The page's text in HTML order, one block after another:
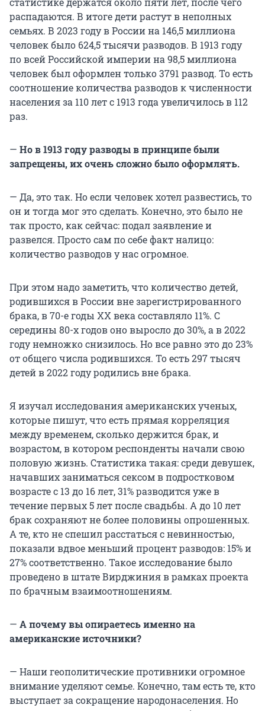
распадаются. В итоге дети растут в неполных
семьях. В 2023 году в России на 146,5 миллиона
человек было 624,5 тысячи разводов. В 1913 году
по всей Российской империи на 98,5 миллиона
человек был оформлен только 3791 развод. То есть
соотношение количества разводов к численности
населения за 110 лет с 1913 года увеличилось в 112
раз.
— Но в 1913 году разводы в принципе были
запрещены, их очень сложно было оформлять.
— Да, это так. Но если человек хотел развестись, то
он и тогда мог это сделать. Конечно, это было не
так просто, как сейчас: подал заявление и
развелся. Просто сам по себе факт налицо:
количество разводов у нас огромное.
При этом надо заметить, что количество детей,
родившихся в России вне зарегистрированного
брака, в 70-е годы ХХ века составляло 11%. С
середины 80-х годов оно выросло до 30%, а в 2022
году немножко снизилось. Но все равно это до 23%
от общего числа родившихся. То есть 297 тысяч
детей в 2022 году родились вне брака.
Я изучал исследования американских ученых,
которые пишут, что есть прямая корреляция
между временем, сколько держится брак, и
возрастом, в котором респонденты начали свою
половую жизнь. Статистика такая: среди девушек,
начавших заниматься сексом в подростковом
возрасте с 13 до 16 лет, 31% разводится уже в
течение первых 5 лет после свадьбы. А до 10 лет
брак сохраняют не более половины опрошенных.
А те, кто не спешил расстаться с невинностью,
показали вдвое меньший процент разводов: 15% и
27% соответственно. Такое исследование было
проведено в штате Вирджиния в рамках проекта
по брачным взаимоотношениям.
— А почему вы опираетесь именно на
американские источники?
— Наши геополитические противники огромное
внимание уделяют семье. Конечно, там есть те, кто
выступает за сокращение народонаселения. Но